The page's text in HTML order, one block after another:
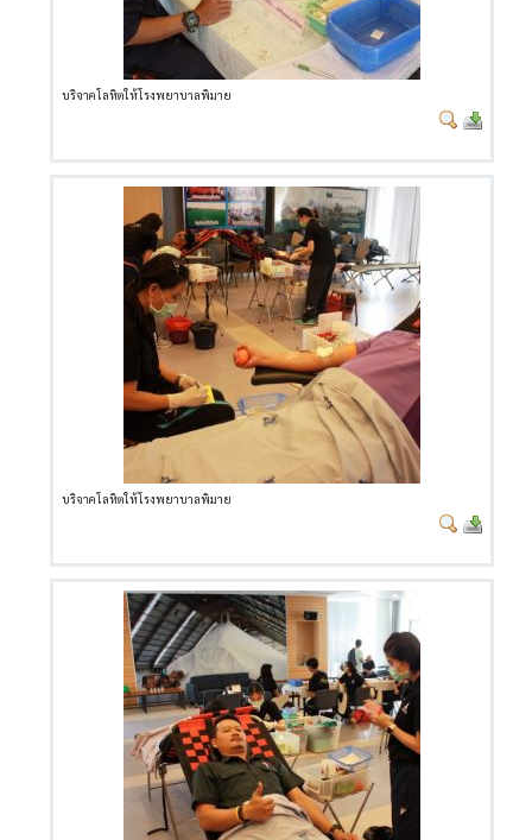
บริจาคโลหิตให้โรงพยาบาลพิมาย
บริจาคโลหิตให้โรงพยาบาลพิมาย